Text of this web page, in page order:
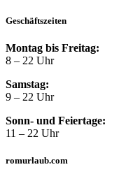
Geschäftszeiten
Montag bis Freitag:
8 – 22 Uhr
Samstag:
9 – 22 Uhr
Sonn- und Feiertage:
11 – 22 Uhr
romurlaub.com